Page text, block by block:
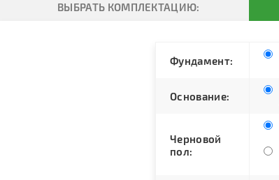
ВЫБРАТЬ КОМПЛЕКТАЦИЮ:
Фундамент:
Основание:
Черновой
пол: